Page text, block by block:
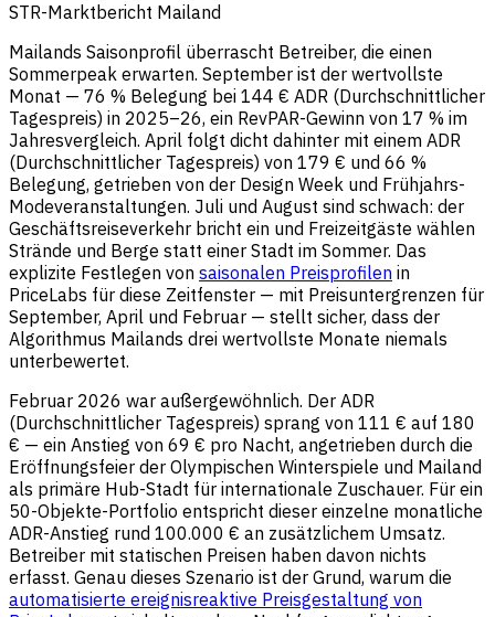
STR-Marktbericht Mailand
Mailands Saisonprofil überrascht Betreiber, die einen
Sommerpeak erwarten. September ist der wertvollste
Monat — 76 % Belegung bei 144 € ADR (Durchschnittlicher
Tagespreis) in 2025–26, ein RevPAR-Gewinn von 17 % im
Jahresvergleich. April folgt dicht dahinter mit einem ADR
(Durchschnittlicher Tagespreis) von 179 € und 66 %
Belegung, getrieben von der Design Week und Frühjahrs-
Modeveranstaltungen. Juli und August sind schwach: der
Geschäftsreiseverkehr bricht ein und Freizeitgäste wählen
Strände und Berge statt einer Stadt im Sommer. Das
explizite Festlegen von saisonalen Preisprofilen in
PriceLabs für diese Zeitfenster — mit Preisuntergrenzen für
September, April und Februar — stellt sicher, dass der
Algorithmus Mailands drei wertvollste Monate niemals
unterbewertet.
Februar 2026 war außergewöhnlich. Der ADR
(Durchschnittlicher Tagespreis) sprang von 111 € auf 180
€ — ein Anstieg von 69 € pro Nacht, angetrieben durch die
Eröffnungsfeier der Olympischen Winterspiele und Mailand
als primäre Hub-Stadt für internationale Zuschauer. Für ein
50-Objekte-Portfolio entspricht dieser einzelne monatliche
ADR-Anstieg rund 100.000 € an zusätzlichem Umsatz.
Betreiber mit statischen Preisen haben davon nichts
erfasst. Genau dieses Szenario ist der Grund, warum die
automatisierte ereignisreaktive Preisgestaltung von